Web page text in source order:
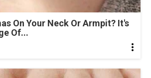
On Your Neck Or Armpit? It's
Of...